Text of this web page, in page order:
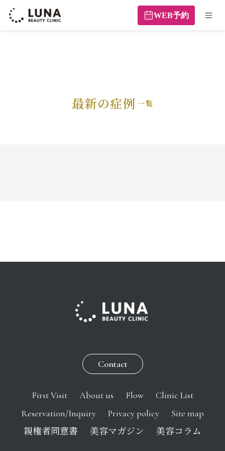
WEB予約
最新の症例
Contact
First Visit About us Flow
Clinic List
Reservation/Inquiry
Privacy policy
Site map
親権者同意書
美容マガジン 美容コラム